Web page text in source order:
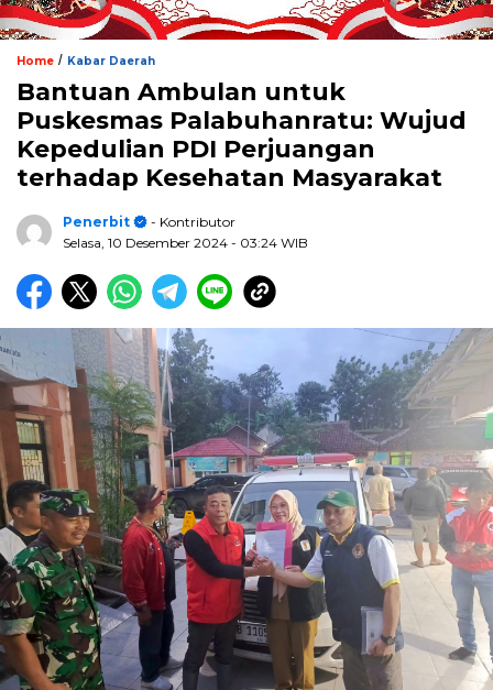
Home / Kabar Daerah
Bantuan Ambulan untuk
Puskesmas Palabuhanratu: Wujud
Kepedulian PDI Perjuangan
terhadap Kesehatan Masyarakat
Penerbit
- Kontributor
Selasa, 10 Desember 2024 - 03:24 WIB